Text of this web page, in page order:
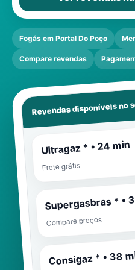
Fogás em Portal Do Poço
Compare revendas
Revendas disponíveis no
Ultragaz * • 24 min
Frete grátis
Supergasbras * •
Compare preços
Consigaz * • 38